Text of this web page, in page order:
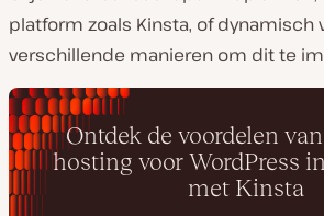
platform zoals Kinsta, of dynamisch
verschillende manieren om dit te